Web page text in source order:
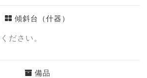
傾斜台（什器）
ください。
備品